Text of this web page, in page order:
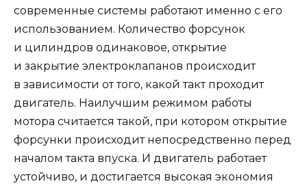
современные системы работают именно с его
использованием. Количество форсунок
и цилиндров одинаковое, открытие
и закрытие электроклапанов происходит
в зависимости от того, какой такт проходит
двигатель. Наилучшим режимом работы
мотора считается такой, при котором открытие
форсунки происходит непосредственно перед
началом такта впуска. И двигатель работает
устойчиво, и достигается высокая экономия